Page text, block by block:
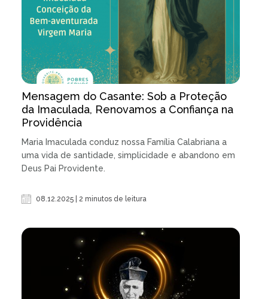
Mensagem do Casante: Sob a Proteção
da Imaculada, Renovamos a Confiança na
Providência
Maria Imaculada conduz nossa Família Calabriana a
uma vida de santidade, simplicidade e abandono em
Deus Pai Providente.
08.12.2025 | 2 minutos de leitura